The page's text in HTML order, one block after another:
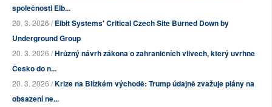
společnosti Elb...
20. 3. 2026 /Elbit Systems' Critical Czech Site Burned Down by
Underground Group
20. 3. 2026 /Hrůzný návrh zákona o zahraničních vlivech, který uvrhne
Česko do n...
20. 3. 2026 /Krize na Blízkém východě: Trump údajně zvažuje plány na
obsazení ne...